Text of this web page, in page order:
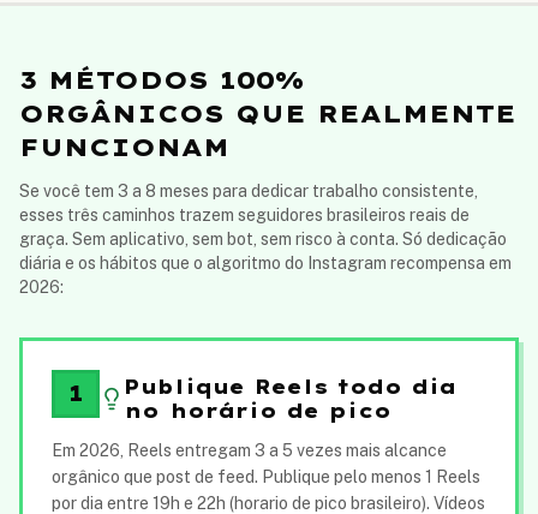
3 MÉTODOS 100%
ORGÂNICOS QUE REALMENTE
FUNCIONAM
Se você tem 3 a 8 meses para dedicar trabalho consistente,
esses três caminhos trazem seguidores brasileiros reais de
graça. Sem aplicativo, sem bot, sem risco à conta. Só dedicação
diária e os hábitos que o algoritmo do Instagram recompensa em
2026:
1
Publique Reels todo dia
no horário de pico
Em 2026, Reels entregam 3 a 5 vezes mais alcance
orgânico que post de feed. Publique pelo menos 1 Reels
por dia entre 19h e 22h (horario de pico brasileiro). Vídeos